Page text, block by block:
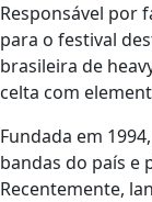
Responsável por
para o festival
brasileira de
celta com
Fundada em
bandas do país e
Recentemente,